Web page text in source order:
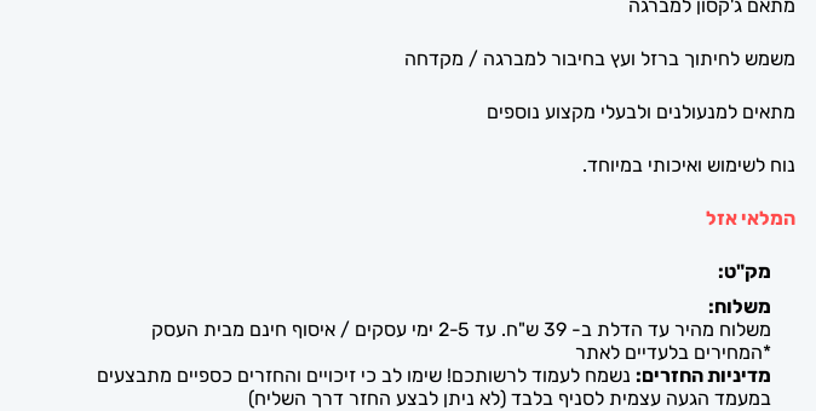
מתאם ג'קסון למברגה
משמש לחיתוך ברזל ועץ בחיבור למברגה / מקדחה
מתאים למנעולנים ולבעלי מקצוע נוספים
נוח לשימוש ואיכותי במיוחד.
המלאי אזל
מק"ט:
משלוח:
משלוח מהיר עד הדלת ב- 39 ש"ח. עד 2-5 ימי עסקים / איסוף חינם מבית העסק
*המחירים בלעדיים לאתר
מדיניות החזרים: נשמח לעמוד לרשותכם! שימו לב כי זיכויים והחזרים כספיים מתבצעים
במעמד הגעה עצמית לסניף בלבד (לא ניתן לבצע החזר דרך השליח)